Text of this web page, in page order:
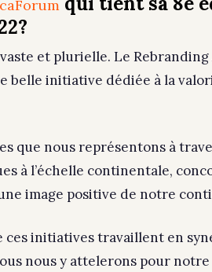
et plurielle. Le
belle initiative dédiée à la
que nous représentons à
à l’échelle continentale,
image positive de notre
ces initiatives travaillent en
nous y attelerons pour